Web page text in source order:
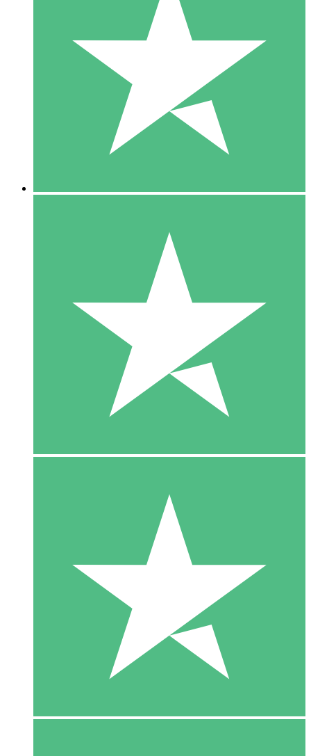
Individuelle Credit-Pakete
Zahlen Sie nach Bedarf mit Download-Credits. Keine
monatliche Verpflichtung erforderlich.
10 00
10 Downloads
20 00